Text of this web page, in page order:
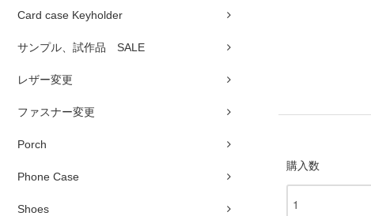
Card case Keyholder
サンプル、試作品 SALE
レザー変更
ファスナー変更
Porch
Phone Case
Shoes
購入数